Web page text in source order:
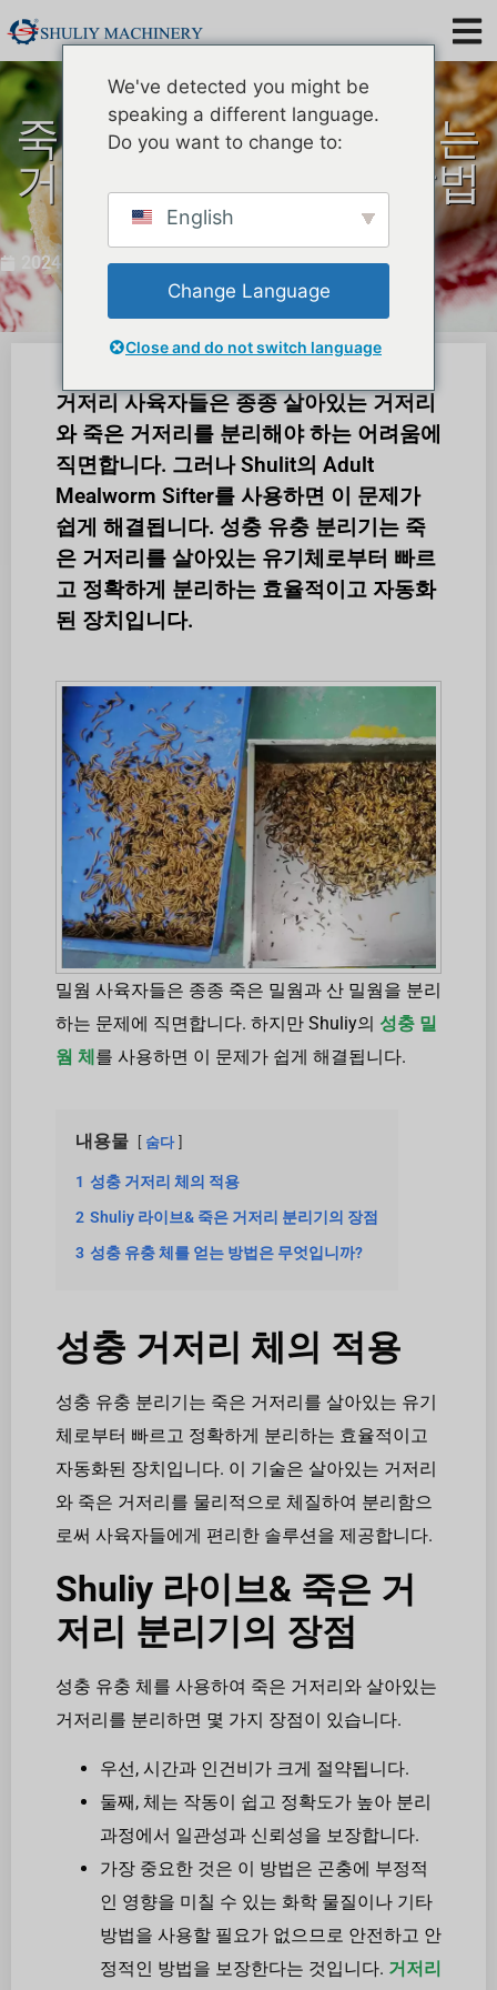
죽은 거저리와 살아있는
거저리를 분리하는 방법
은 무엇입니까?
2024년 4월 29일
거저리 사육자들은 종종 살아있는 거저리
와 죽은 거저리를 분리해야 하는 어려움에
직면합니다. 그러나 Shulit의 Adult
Mealworm Sifter를 사용하면 이 문제가
쉽게 해결됩니다. 성충 유충 분리기는 죽
은 거저리를 살아있는 유기체로부터 빠르
고 정확하게 분리하는 효율적이고 자동화
된 장치입니다.
밀웜 사육자들은 종종 죽은 밀웜과 산 밀웜을 분리
하는 문제에 직면합니다. 하지만 Shuliy의 성충 밀
웜 체를 사용하면 이 문제가 쉽게 해결됩니다.
내용물 숨다
1 성충 거저리 체의 적용
2 Shuliy 라이브& 죽은 거저리 분리기의 장점
3 성충 유충 체를 얻는 방법은 무엇입니까?
성충 거저리 체의 적용
성충 유충 분리기는 죽은 거저리를 살아있는 유기
체로부터 빠르고 정확하게 분리하는 효율적이고
자동화된 장치입니다. 이 기술은 살아있는 거저리
와 죽은 거저리를 물리적으로 체질하여 분리함으
로써 사육자들에게 편리한 솔루션을 제공합니다.
Shuliy 라이브& 죽은 거
저리 분리기의 장점
성충 유충 체를 사용하여 죽은 거저리와 살아있는
거저리를 분리하면 몇 가지 장점이 있습니다.
우선, 시간과 인건비가 크게 절약됩니다.
둘째, 체는 작동이 쉽고 정확도가 높아 분리
과정에서 일관성과 신뢰성을 보장합니다.
가장 중요한 것은 이 방법은 곤충에 부정적
인 영향을 미칠 수 있는 화학 물질이나 기타
방법을 사용할 필요가 없으므로 안전하고 안
정적인 방법을 보장한다는 것입니다. 거저리
We've detected you might be
speaking a different language.
Do you want to change to:
English
Change Language
Close and do not switch language